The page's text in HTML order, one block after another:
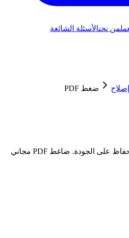
من نحنالأسئلة الشائعة
ضغط PDF
تقليل حجم ملف PDF مع الحفاظ على الجودة. ضاغط PDF مجاني